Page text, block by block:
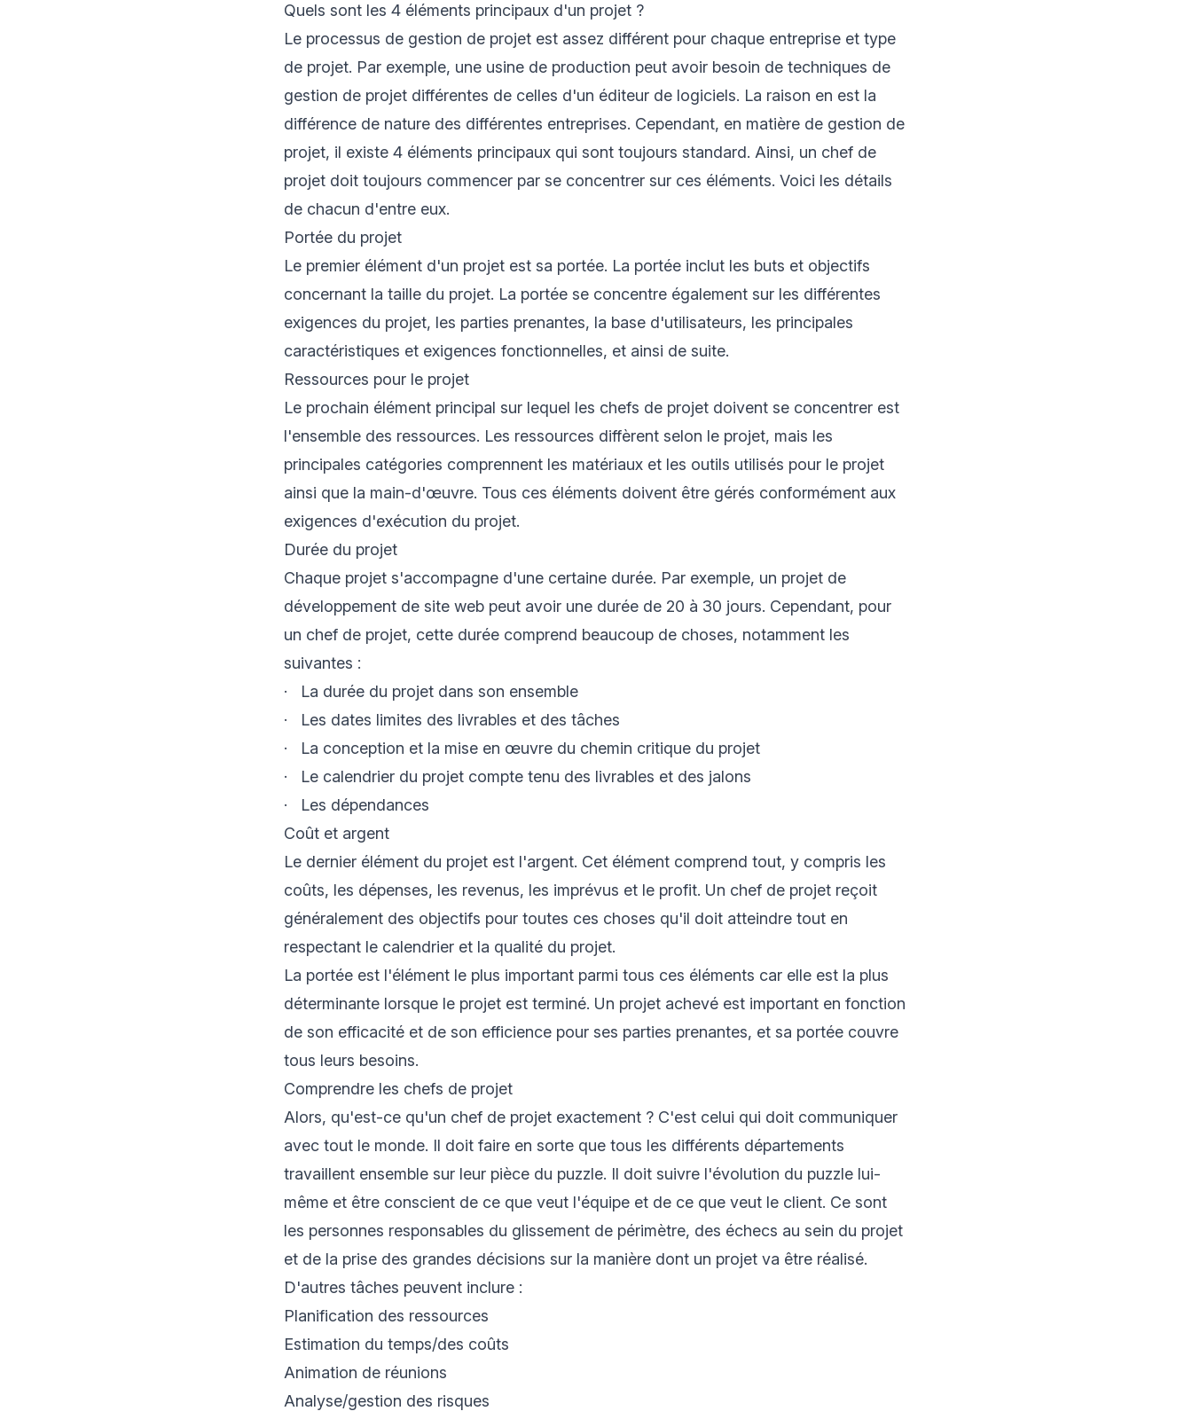
Quels sont les 4 éléments principaux d'un projet ?
Le processus de gestion de projet est assez différent pour chaque entreprise et type
de projet. Par exemple, une usine de production peut avoir besoin de techniques de
gestion de projet différentes de celles d'un éditeur de logiciels. La raison en est la
différence de nature des différentes entreprises. Cependant, en matière de gestion de
projet, il existe 4 éléments principaux qui sont toujours standard. Ainsi, un chef de
projet doit toujours commencer par se concentrer sur ces éléments. Voici les détails
de chacun d'entre eux.
Portée du projet
Le premier élément d'un projet est sa portée. La portée inclut les buts et objectifs
concernant la taille du projet. La portée se concentre également sur les différentes
exigences du projet, les parties prenantes, la base d'utilisateurs, les principales
caractéristiques et exigences fonctionnelles, et ainsi de suite.
Ressources pour le projet
Le prochain élément principal sur lequel les chefs de projet doivent se concentrer est
l'ensemble des ressources. Les ressources diffèrent selon le projet, mais les
principales catégories comprennent les matériaux et les outils utilisés pour le projet
ainsi que la main-d'œuvre. Tous ces éléments doivent être gérés conformément aux
exigences d'exécution du projet.
Durée du projet
Chaque projet s'accompagne d'une certaine durée. Par exemple, un projet de
développement de site web peut avoir une durée de 20 à 30 jours. Cependant, pour
un chef de projet, cette durée comprend beaucoup de choses, notamment les
suivantes :
· La durée du projet dans son ensemble
· Les dates limites des livrables et des tâches
· La conception et la mise en œuvre du chemin critique du projet
· Le calendrier du projet compte tenu des livrables et des jalons
· Les dépendances
Coût et argent
Le dernier élément du projet est l'argent. Cet élément comprend tout, y compris les
coûts, les dépenses, les revenus, les imprévus et le profit. Un chef de projet reçoit
généralement des objectifs pour toutes ces choses qu'il doit atteindre tout en
respectant le calendrier et la qualité du projet.
La portée est l'élément le plus important parmi tous ces éléments car elle est la plus
déterminante lorsque le projet est terminé. Un projet achevé est important en fonction
de son efficacité et de son efficience pour ses parties prenantes, et sa portée couvre
tous leurs besoins.
Comprendre les chefs de projet
Alors, qu'est-ce qu'un chef de projet exactement ? C'est celui qui doit communiquer
avec tout le monde. Il doit faire en sorte que tous les différents départements
travaillent ensemble sur leur pièce du puzzle. Il doit suivre l'évolution du puzzle lui-
même et être conscient de ce que veut l'équipe et de ce que veut le client. Ce sont
les personnes responsables du glissement de périmètre, des échecs au sein du projet
et de la prise des grandes décisions sur la manière dont un projet va être réalisé.
D'autres tâches peuvent inclure :
Planification des ressources
Estimation du temps/des coûts
Animation de réunions
Analyse/gestion des risques